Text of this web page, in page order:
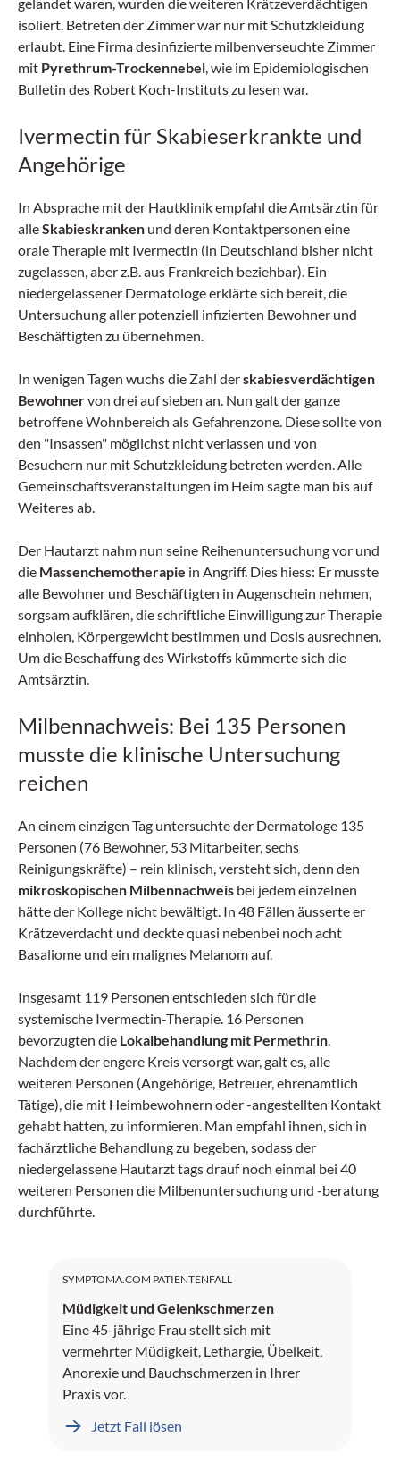
isoliert. Betreten der Zimmer war nur mit Schutzkleidung
erlaubt. Eine Firma desinfizierte milbenverseuchte Zimmer
mit Pyrethrum-Trockennebel , wie im Epidemiologischen
Bulletin des Robert Koch-Instituts zu lesen war.
Ivermectin für Skabieserkrankte und
Angehörige
In Absprache mit der Hautklinik empfahl die Amtsärztin für
alleSkabieskranken und deren Kontaktpersonen eine
orale Therapie mit Ivermectin (in Deutschland bisher nicht
zugelassen, aber z.B. aus Frankreich beziehbar). Ein
niedergelassener Dermatologe erklärte sich bereit, die
Untersuchung aller potenziell infizierten Bewohner und
Beschäftigten zu übernehmen.
In wenigen Tagen wuchs die Zahl derskabiesverdächtigen
Bewohnervon drei auf sieben an. Nun galt der ganze
betroffene Wohnbereich als Gefahrenzone. Diese sollte von
den "Insassen" möglichst nicht verlassen und von
Besuchern nur mit Schutzkleidung betreten werden. Alle
Gemeinschaftsveranstaltungen im Heim sagte man bis auf
Weiteres ab.
Der Hautarzt nahm nun seine Reihenuntersuchung vor und
die Massenchemotherapie in Angriff. Dies hiess: Er musste
alle Bewohner und Beschäftigten in Augenschein nehmen,
sorgsam aufklären, die schriftliche Einwilligung zur Therapie
einholen, Körpergewicht bestimmen und Dosis ausrechnen.
Um die Beschaffung des Wirkstoffs kümmerte sich die
Amtsärztin.
Milbennachweis: Bei 135 Personen
musste die klinische Untersuchung
reichen
An einem einzigen Tag untersuchte der Dermatologe 135
Personen (76 Bewohner, 53 Mitarbeiter, sechs
Reinigungskräfte) – rein klinisch, versteht sich, denn den
mikroskopischen Milbennachweis bei jedem einzelnen
hätte der Kollege nicht bewältigt. In 48 Fällen äusserte er
Krätzeverdacht und deckte quasi nebenbei noch acht
Basaliome und ein malignes Melanom auf.
Insgesamt 119 Personen entschieden sich für die
systemische Ivermectin-Therapie. 16 Personen
bevorzugten die Lokalbehandlung mit Permethrin
Nachdem der engere Kreis versorgt war, galt es, alle
weiteren Personen (Angehörige, Betreuer, ehrenamtlich
Tätige), die mit Heimbewohnern oder -angestellten Kontakt
gehabt hatten, zu informieren. Man empfahl ihnen, sich in
fachärztliche Behandlung zu begeben, sodass der
niedergelassene Hautarzt tags drauf noch einmal bei 40
weiteren Personen die Milbenuntersuchung und -beratung
durchführte.
SYMPTOMA.COM PATIENTENFALL
Müdigkeit und Gelenkschmerzen
Eine 45-jährige Frau stellt sich mit
vermehrter Müdigkeit, Lethargie, Übelkeit,
Anorexie und Bauchschmerzen in Ihrer
Praxis vor.
Jetzt Fall lösen